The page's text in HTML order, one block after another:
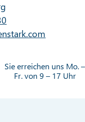
Sie erreichen uns Mo. –
Fr. von 9 – 17 Uhr